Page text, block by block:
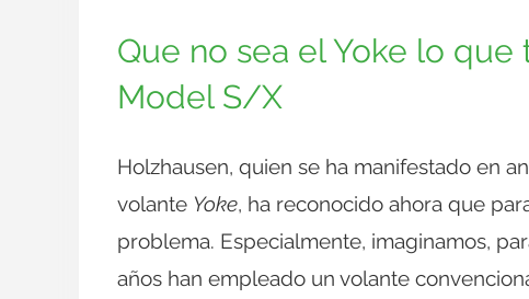
Que no sea el Yoke lo
Model S/X
Holzhausen, quien se ha manifestado en
volante Yoke, ha reconocido ahora que
problema. Especialmente, imaginamos,
años han empleado un volante